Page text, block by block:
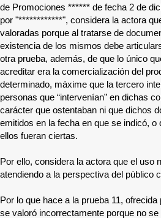
de Promociones ****** de fecha 2 de
por "************", considera la actora
valoradas porque al tratarse de
existencia de los mismos debe
otra prueba, además, de que lo único
acreditar era la comercialización del
determinado, máxime que la tercero
personas que “intervenían” en dichas
carácter que ostentaban ni que dichos
emitidos en la fecha en que se indicó, o
ellos fueran ciertas.
Por ello, considera la actora que el uso
atendiendo a la perspectiva del público
Por lo que hace a la prueba 11, ofrecida
se valoró incorrectamente porque no